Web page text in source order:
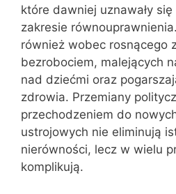
które dawniej uznawały
zakresie
również wobec rosnącego
bezrobociem, malejących
nad dziećmi oraz
zdrowia. Przemiany
przechodzeniem do
ustrojowych nie eliminują
nierówności, lecz w wielu
komplikują.